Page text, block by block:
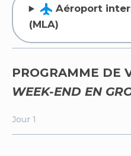
flight Aéroport
(MLA)
PROGRAMME DE
WEEK-END EN
Jour 1